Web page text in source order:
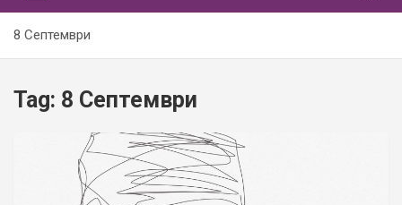
8 Септември
Tag: 8 Септември